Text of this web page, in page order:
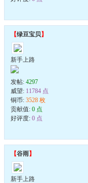
【绿豆宝贝】
新手上路
发帖: 4297
威望: 11784 点
铜币: 3528 枚
贡献值: 0 点
好评度: 0 点
【谷雨】
新手上路